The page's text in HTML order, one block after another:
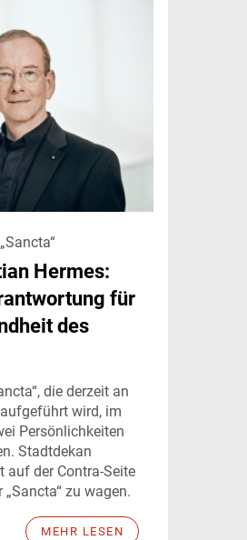
Hermes:
für
des
die derzeit an
wird, im
Persönlichkeiten
Stadtdekan
auf der Contra-Seite
zu wagen.
MEHR LESEN